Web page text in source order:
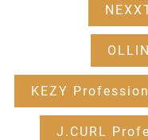
KEZY
J.CURL